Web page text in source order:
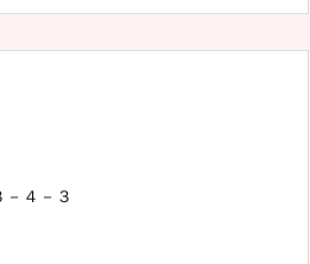
４－３